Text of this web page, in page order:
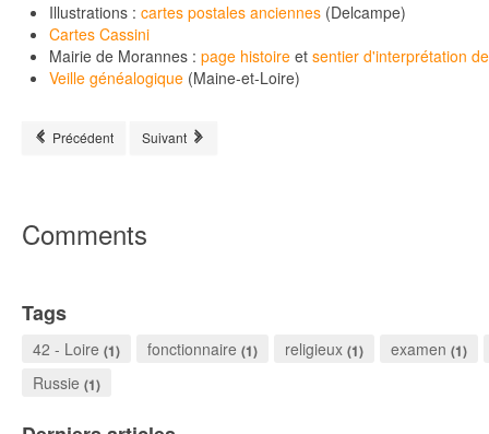
Illustrations : cartes postales anciennes (Delcampe)
Cartes Cassini
Mairie de Morannes : page histoire et sentier d'interprétation
Veille généalogique (Maine-et-Loire)
Article précédent : La Benâte
Précédent Article suivant : Neung-sur-Beuvron
Suivant
Comments
Tags
42 - Loire (1) fonctionnaire (1) religieux (1) examen (1)
Russie (1)